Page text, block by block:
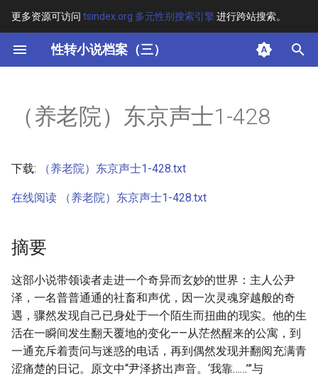
更多资源可访问 tsindex.org 多元性别搜索引擎进行跨站搜索。
性转小说档案（三）
键
搜
索
其他信息
正文
（养老院）东京声士1-428
下载: （养老院）东京声士1-428.txt
在线阅读 （养老院）东京声士1-428.txt
摘要
这部小说带领读者走进一个奇异而玄妙的世界：主人公尹
泽，一名普普通通的社畜和声优，因一次灵魂穿越般的奇
遇，骤然发现自己已身处于一个陌生而扭曲的现实。他的生
活在一瞬间发生翻天覆地的变化——从茫然醒来的公寓，到
一通充斥着责问与迷惑的电话，再到偶然发现并翻阅充满青
涩痛楚的日记。原文中“尹泽挤出声音。‘我靠……’”与